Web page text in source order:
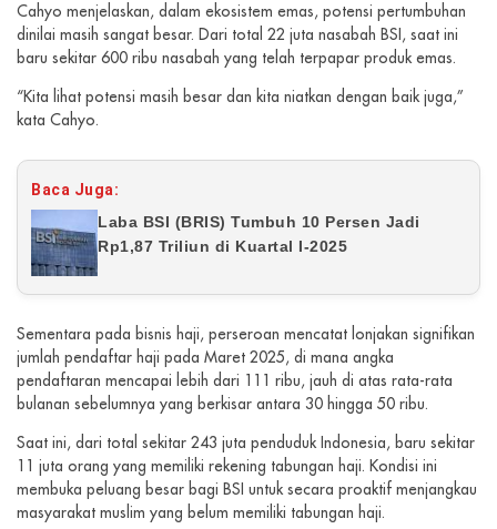
Cahyo menjelaskan, dalam ekosistem emas, potensi pertumbuhan
dinilai masih sangat besar. Dari total 22 juta nasabah BSI, saat ini
baru sekitar 600 ribu nasabah yang telah terpapar produk emas.
“Kita lihat potensi masih besar dan kita niatkan dengan baik juga,”
kata Cahyo.
Baca Juga:
Laba BSI (BRIS) Tumbuh 10 Persen Jadi
Rp1,87 Triliun di Kuartal I-2025
Sementara pada bisnis haji, perseroan mencatat lonjakan signifikan
jumlah pendaftar haji pada Maret 2025, di mana angka
pendaftaran mencapai lebih dari 111 ribu, jauh di atas rata-rata
bulanan sebelumnya yang berkisar antara 30 hingga 50 ribu.
Saat ini, dari total sekitar 243 juta penduduk Indonesia, baru sekitar
11 juta orang yang memiliki rekening tabungan haji. Kondisi ini
membuka peluang besar bagi BSI untuk secara proaktif menjangkau
masyarakat muslim yang belum memiliki tabungan haji.